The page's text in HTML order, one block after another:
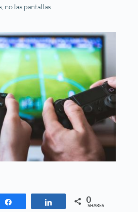
no las pantallas.
Share 0
SHARES